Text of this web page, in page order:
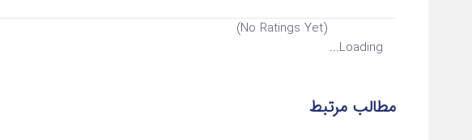
(No Ratings Yet)
Loading...
مطالب مرتبط